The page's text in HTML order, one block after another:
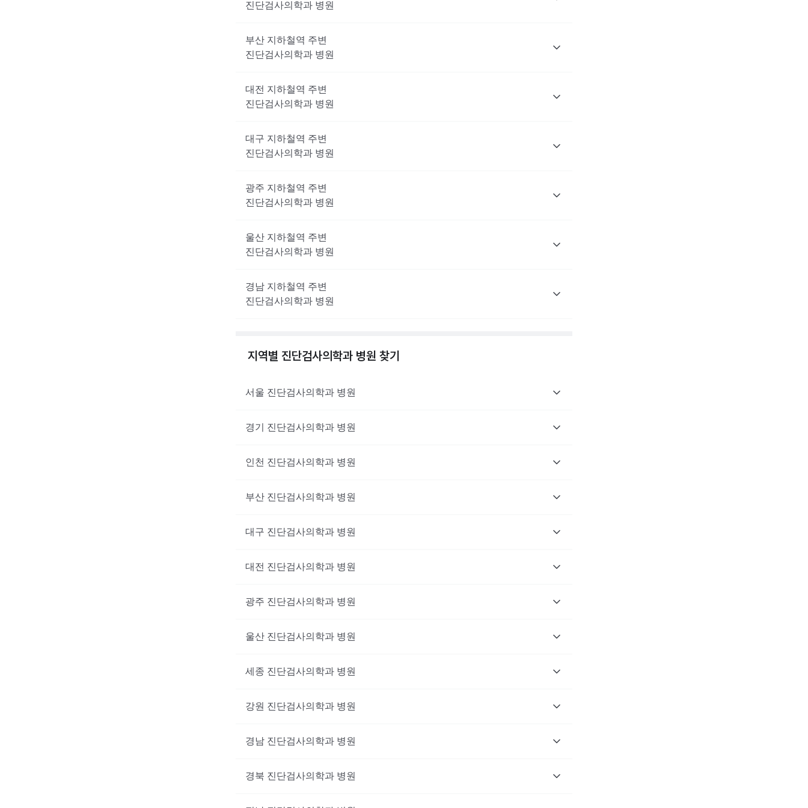
진단검사의학과 병원
부산 지하철역 주변
진단검사의학과 병원
대전 지하철역 주변
진단검사의학과 병원
대구 지하철역 주변
진단검사의학과 병원
광주 지하철역 주변
진단검사의학과 병원
울산 지하철역 주변
진단검사의학과 병원
경남 지하철역 주변
진단검사의학과 병원
지역별 진단검사의학과 병원 찾기
서울 진단검사의학과 병원
경기 진단검사의학과 병원
인천 진단검사의학과 병원
부산 진단검사의학과 병원
대구 진단검사의학과 병원
대전 진단검사의학과 병원
광주 진단검사의학과 병원
울산 진단검사의학과 병원
세종 진단검사의학과 병원
강원 진단검사의학과 병원
경남 진단검사의학과 병원
경북 진단검사의학과 병원